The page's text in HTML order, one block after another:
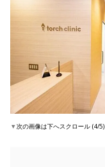
▼次の画像は下へスクロール (4/5)